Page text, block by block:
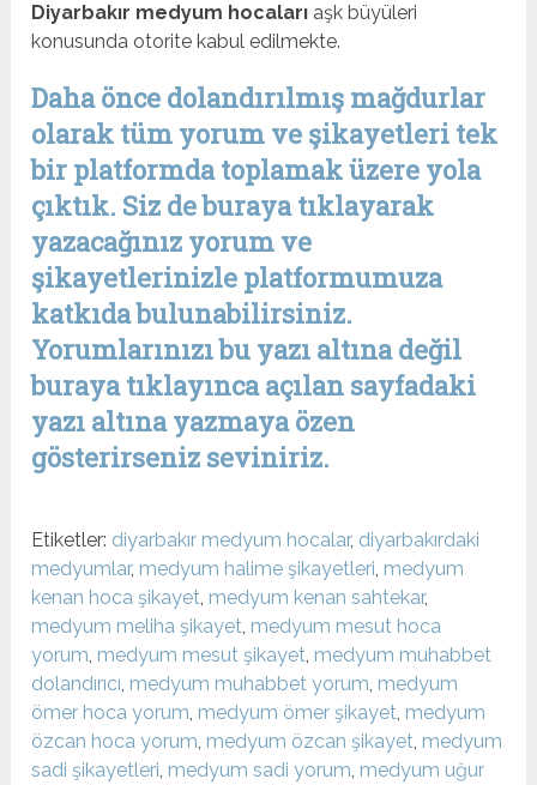
Diyarbakır medyum hocaları aşk büyüleri
konusunda otorite kabul edilmekte.
Daha önce dolandırılmış mağdurlar
olarak tüm yorum ve şikayetleri tek
bir platformda toplamak üzere yola
çıktık. Siz de buraya tıklayarak
yazacağınız yorum ve
şikayetlerinizle platformumuza
katkıda bulunabilirsiniz.
Yorumlarınızı bu yazı altına değil
buraya tıklayınca açılan sayfadaki
yazı altına yazmaya özen
gösterirseniz seviniriz.
Etiketler: diyarbakır medyum hocalar, diyarbakırdaki
medyumlar, medyum halime şikayetleri, medyum
kenan hoca şikayet, medyum kenan sahtekar,
medyum meliha şikayet, medyum mesut hoca
yorum, medyum mesut şikayet, medyum muhabbet
dolandırıcı, medyum muhabbet yorum, medyum
ömer hoca yorum, medyum ömer şikayet, medyum
özcan hoca yorum, medyum özcan şikayet, medyum
sadi şikayetleri, medyum sadi yorum, medyum uğur